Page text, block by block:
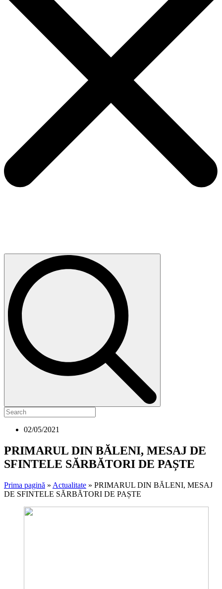
02/05/2021
PRIMARUL DIN BĂLENI, MESAJ DE
SFINTELE SĂRBĂTORI DE PAȘTE
Prima pagină » Actualitate » PRIMARUL DIN BĂLENI, MESAJ
DE SFINTELE SĂRBĂTORI DE PAȘTE